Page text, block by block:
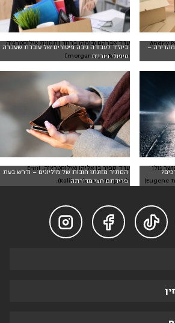
–
ביה"ד לעבודה גיבה פיטורים של עובדת שעברה
טיפולי פוריות
עו"ד אברהם (בומה) ברחד [תמונת אילוסטרציה:
morganka, 123rf.com]
גולן
הסתיר מזוגתו חובות של מיליונים – ודרש בעת
פרידתם חצי מדירתה
עו"ד ספיר בן אליהו (אילוסטרציה: Emil
Kalibradov on Unsplash).


